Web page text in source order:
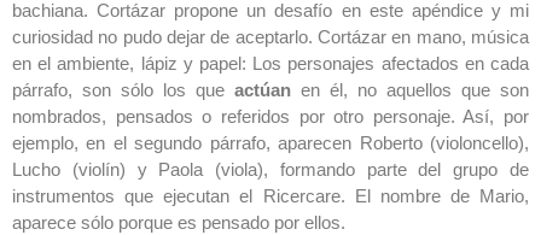
bachiana. Cortázar propone un desafío en este apéndice y mi
curiosidad no pudo dejar de aceptarlo. Cortázar en mano, música
en el ambiente, lápiz y papel: Los personajes afectados en cada
párrafo, son sólo los que actúan en él, no aquellos que son
nombrados, pensados o referidos por otro personaje. Así, por
ejemplo, en el segundo párrafo, aparecen Roberto (violoncello),
Lucho (violín) y Paola (viola), formando parte del grupo de
instrumentos que ejecutan el Ricercare. El nombre de Mario,
aparece sólo porque es pensado por ellos.